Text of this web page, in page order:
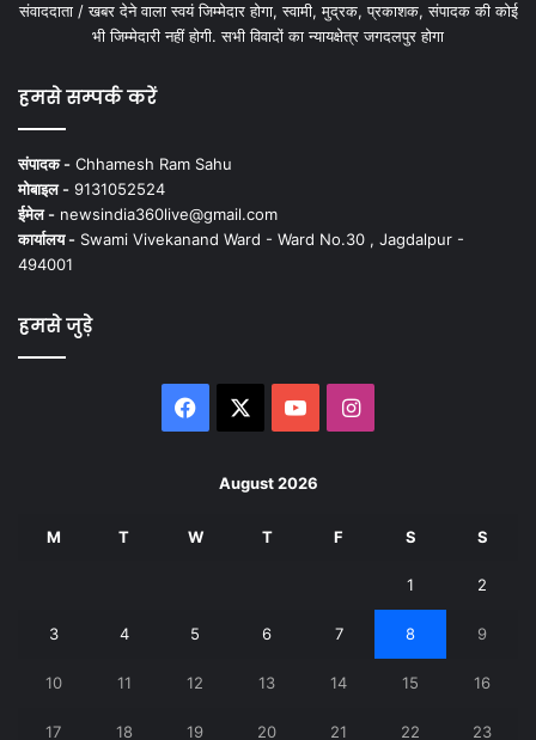
संवाददाता / खबर देने वाला स्वयं जिम्मेदार होगा, स्वामी, मुद्रक, प्रकाशक, संपादक की कोई
भी जिम्मेदारी नहीं होगी. सभी विवादों का न्यायक्षेत्र जगदलपुर होगा
हमसे सम्पर्क करें
संपादक - Chhamesh Ram Sahu
मोबाइल - 9131052524
ईमेल - newsindia360live@gmail.com
कार्यालय - Swami Vivekanand Ward - Ward No.30 , Jagdalpur -
494001
हमसे जुड़े
Facebook YouTubeInstagram
August 2026
M T W T F S S
1 2
3 4 5 6 7 8 9
10 11 12 13 14 15 16
17 18 19 20 21 22 23